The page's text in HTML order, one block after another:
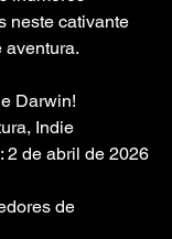
neste cativante
aventura.
Darwin!
Indie
2 de abril de 2026
de